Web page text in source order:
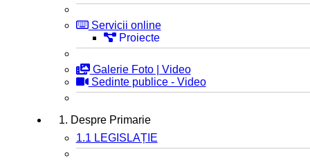
Servicii online
Proiecte
Galerie Foto | Video
Sedinte publice - Video
1. Despre Primarie
1.1 LEGISLAȚIE